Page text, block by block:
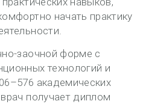
начать практику
заочной форме с
технологий и
академических
получает диплом